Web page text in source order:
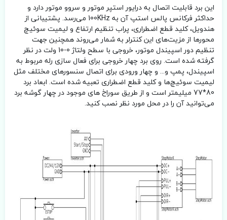
این برد قابلیت اتصال به درایور استپر موتور و سروو موتور دارد و
حداکثر فرکانس پالس استپ آن به 100KHz می‌رسد. پشتیبانی از
هندویل، کلید قطع اضطراری، پراب تنظیم ارتفاع و لیمیت سوئیچ
محور‌ها از مزیت‌های این کنترلر به شمار می‌روند همچنین جهت
تنظیم دور اسپیندل موتور، خروجی با سطح ولتاژ 0-10 ولت در نظر
گرفته شده است. روی برد چهار خروجی برای فعال سازی رله مربوط به
اسپیندل، پمپ و... و چهار ورودی برای اتصال سنسور‌های مختلف مثل
لیمیت سوئیچ‌ها و کلید قطع اضطراری تعبیه شده است. ابعاد برد
80*77 میلیمتر است و از طریق سوراخ های موجود در چهار گوشه برد
می‌توانید آن را در محل مورد نظر نصب کنید.